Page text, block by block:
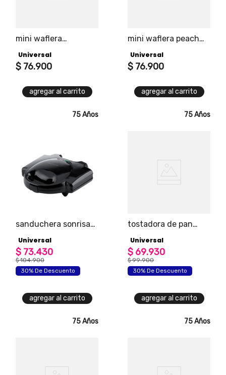
mini waflera
snacks y desayunos
en instantes
Universal
$ 76.900
agregar al carrito
mini waflera peach
desayunos en
instantes
Universal
$ 76.900
agregar al carrito
75 Años
sanduchera sonrisa
Universal
$ 73.430
$ 104.900
30% De Descuento
agregar al carrito
75 Años
tostadora de pan
con 2 ranuras
Universal
$ 69.930
$ 99.900
30% De Descuento
agregar al carrito
75 Años 75 Años